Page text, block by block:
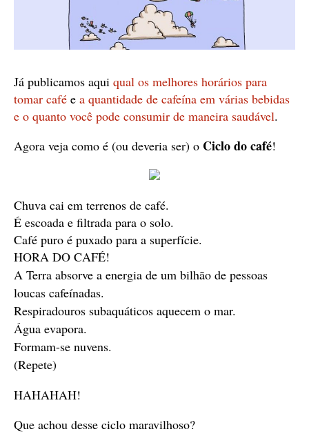
Já publicamos aqui qual os melhores horários para
tomar café e a quantidade de cafeína em várias bebidas
e o quanto você pode consumir de maneira saudável.
Agora veja como é (ou deveria ser) o Ciclo do café!
Chuva cai em terrenos de café.
É escoada e filtrada para o solo.
Café puro é puxado para a superfície.
HORA DO CAFÉ!
A Terra absorve a energia de um bilhão de pessoas
loucas cafeínadas.
Respiradouros subaquáticos aquecem o mar.
Água evapora.
Formam-se nuvens.
(Repete)
HAHAHAH!
Que achou desse ciclo maravilhoso?